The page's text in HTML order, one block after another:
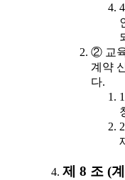
② 교
계약
다.
제 8 조 (